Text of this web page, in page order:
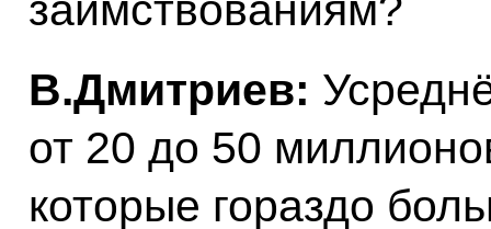
В.Дмитриев:
от 20 до 50
которые гораздо